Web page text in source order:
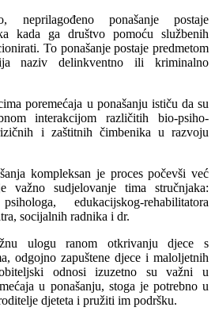
neprilagođeno ponašanje postaje
kada ga društvo pomoću službenih
To ponašanje postaje predmetom
naziv delinkventno ili kriminalno
poremećaja u ponašanju ističu da su
interakcijom različitih bio-psiho-
i zaštitnih čimbenika u razvoju
kompleksan je proces počevši već
važno sudjelovanje tima stručnjaka:
edukacijskog-rehabilitatora
socijalnih radnika i dr.
ulogu ranom otkrivanju djece s
odgojno zapuštene djece i maloljetnih
odnosi izuzetno su važni u
u ponašanju, stoga je potrebno u
djeteta i pružiti im podršku.